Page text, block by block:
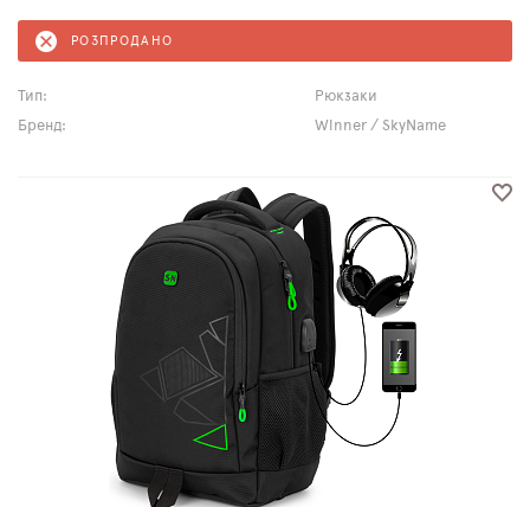
РОЗПРОДАНО
Тип:
Рюкзаки
Бренд:
Winner / SkyName